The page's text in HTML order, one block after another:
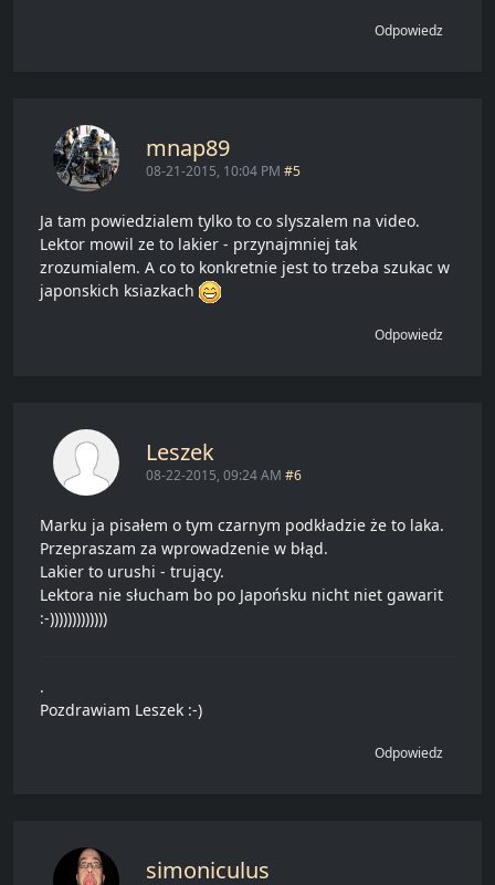
Odpowiedz
mnap89
08-21-2015, 10:04 PM #5
Ja tam powiedzialem tylko to co slyszalem na video.
Lektor mowil ze to lakier - przynajmniej tak
zrozumialem. A co to konkretnie jest to trzeba szukac w
japonskich ksiazkach
Odpowiedz
Leszek
08-22-2015, 09:24 AM #6
Marku ja pisałem o tym czarnym podkładzie że to laka.
Przepraszam za wprowadzenie w błąd.
Lakier to urushi - trujący.
Lektora nie słucham bo po Japońsku nicht niet gawarit
:-)))))))))))))
.
Pozdrawiam Leszek :-)
Odpowiedz
simoniculus